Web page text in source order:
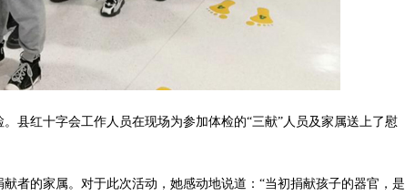
红十字会工作人员在现场为参加体检的“三献”人员及家属送上了慰
的家属。对于此次活动，她感动地说道：“当初捐献孩子的器官，是